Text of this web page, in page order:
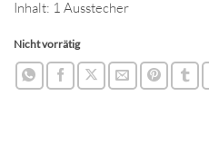
Inhalt: 1 Ausstecher
Nicht vorrätig